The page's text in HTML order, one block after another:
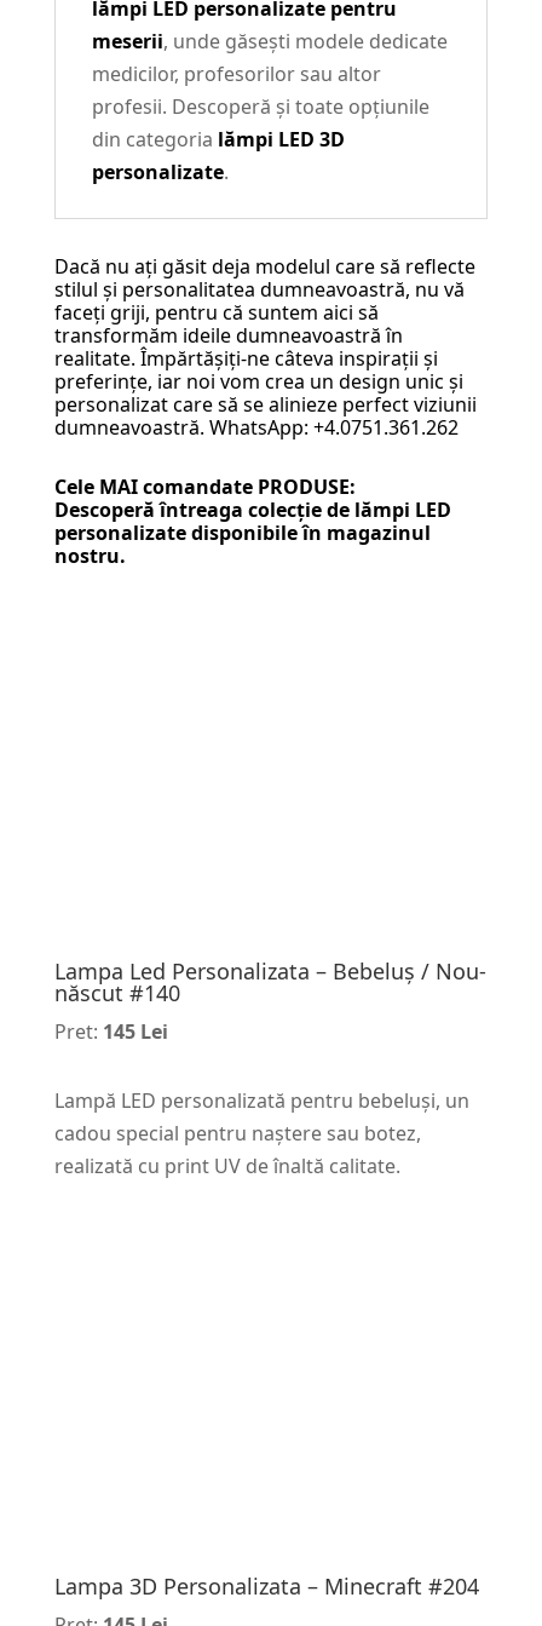
lămpi LED personalizate pentru
meserii, unde găsești modele dedicate
medicilor, profesorilor sau altor
profesii. Descoperă și toate opțiunile
din categoria lămpi LED 3D
personalizate.
Dacă nu ați găsit deja modelul care să reflecte
stilul și personalitatea dumneavoastră, nu vă
faceți griji, pentru că suntem aici să
transformăm ideile dumneavoastră în
realitate. Împărtășiți-ne câteva inspirații și
preferințe, iar noi vom crea un design unic și
personalizat care să se alinieze perfect viziunii
dumneavoastră. WhatsApp: +4.0751.361.262
Cele MAI comandate PRODUSE:
Descoperă întreaga colecție de lămpi LED
personalizatedisponibile în magazinul
nostru.
Lampa Led Personalizata – Bebeluș / Nou-
născut #140
Pret: 145 Lei
Lampă LED personalizată pentru bebeluși, un
cadou special pentru naștere sau botez,
realizată cu print UV de înaltă calitate.
Lampa 3D Personalizata – Minecraft #204